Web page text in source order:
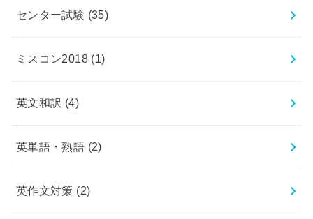
センター試験 (35)
ミスコン2018 (1)
英文和訳 (4)
英単語・熟語 (2)
英作文対策 (2)